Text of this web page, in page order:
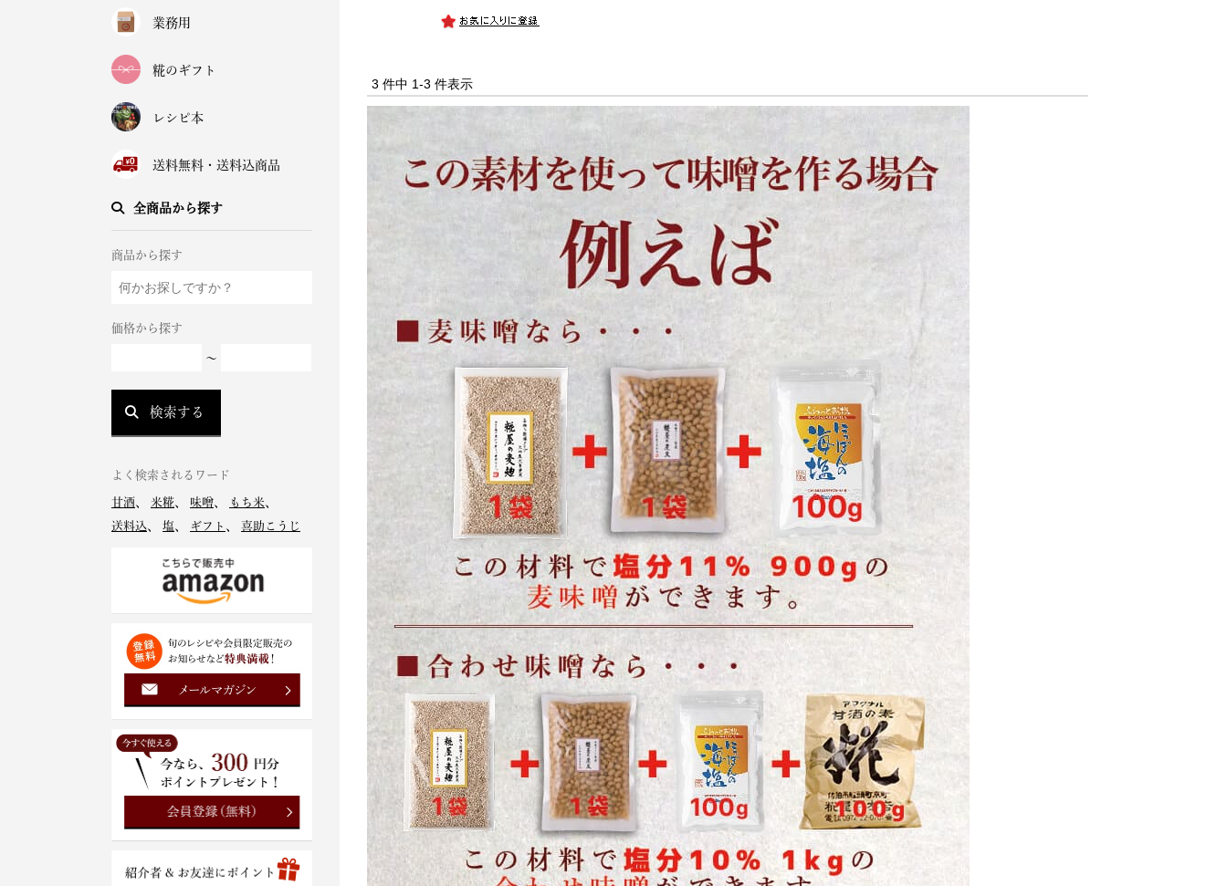
業務用
糀のギフト
レシピ本
送料無料・送料込商品
全商品から探す
商品から探す
価格から探す
～
検索する
よく検索されるワード
甘酒 米糀 味噌 もち米
送料込
塩 ギフト 喜助こうじ
3 件中 1-3 件表示